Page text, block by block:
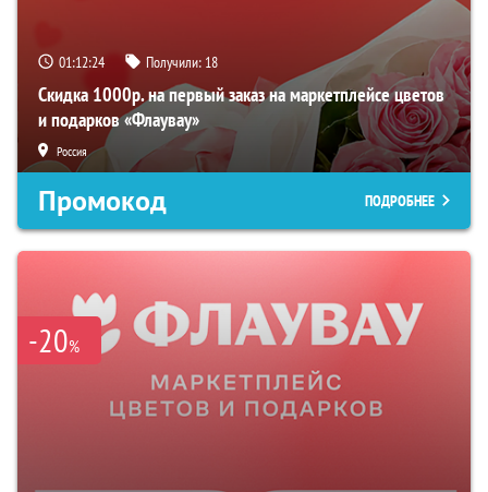
01:12:24 Получили: 18
Скидка 1000р. на первый заказ на маркетплейсе цветов
и подарков «Флаувау»
Россия
Промокод ПОДРОБНЕЕ
-20%